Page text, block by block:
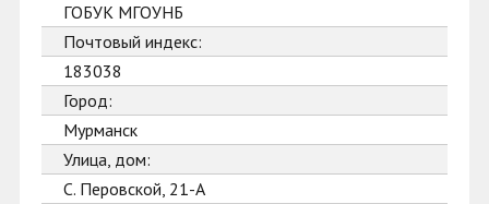
ГОБУК МГОУНБ
Почтовый индекс:
183038
Город:
Мурманск
Улица, дом:
С. Перовской, 21-А